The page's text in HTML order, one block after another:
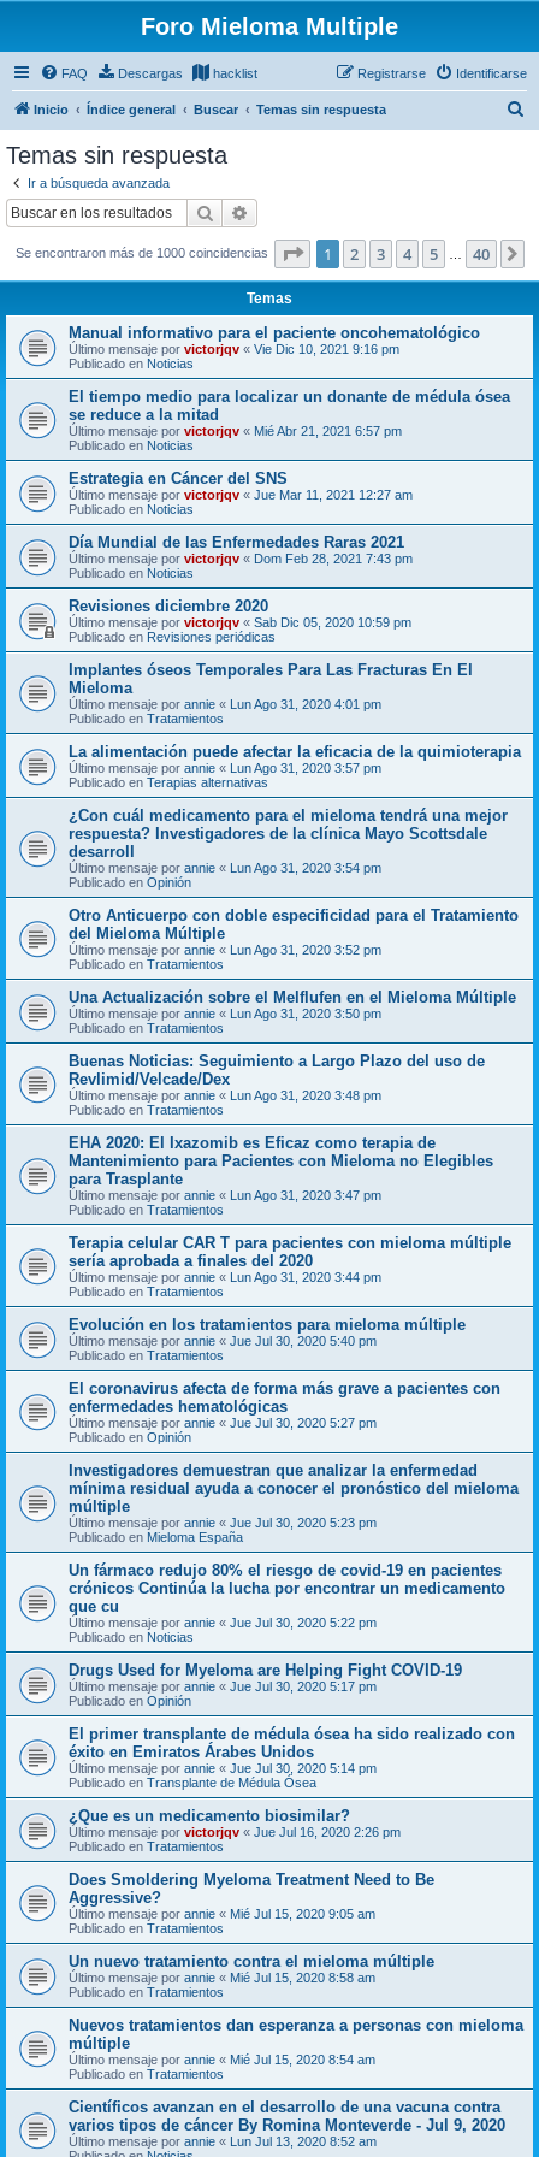
Foro Mieloma Multiple
FAQ Descargas hacklist Identificarse
Registrarse
Inicio Índice general Buscar Temas sin respuesta
Temas sin respuesta
Ir a búsqueda avanzada
Buscar
Se encontraron más de 1000 coincidencias Página de 40
1 2 3 4 5 40
Temas
Manual informativo para el paciente oncohematológico
Último mensaje por victorjqv « Vie Dic 10, 2021 9:16 pm
Publicado en Noticias
El tiempo medio para localizar un donante de médula ósea
se reduce a la mitad
Último mensaje por victorjqv « Mié Abr 21, 2021 6:57 pm
Publicado en Noticias
Estrategia en Cáncer del SNS
Último mensaje por victorjqv « Jue Mar 11, 2021 12:27 am
Publicado en Noticias
Día Mundial de las Enfermedades Raras 2021
Último mensaje por victorjqv « Dom Feb 28, 2021 7:43 pm
Publicado en Noticias
Revisiones diciembre 2020
Último mensaje por victorjqv « Sab Dic 05, 2020 10:59 pm
Publicado en Revisiones periódicas
Implantes óseos Temporales Para Las Fracturas En El
Mieloma
Último mensaje por annie « Lun Ago 31, 2020 4:01 pm
Publicado en Tratamientos
La alimentación puede afectar la eficacia de la quimioterapia
Último mensaje por annie « Lun Ago 31, 2020 3:57 pm
Publicado en Terapias alternativas
¿Con cuál medicamento para el mieloma tendrá una mejor
respuesta? Investigadores de la clínica Mayo Scottsdale
desarroll
Último mensaje por annie « Lun Ago 31, 2020 3:54 pm
Publicado en Opinión
Otro Anticuerpo con doble especificidad para el Tratamiento
del Mieloma Múltiple
Último mensaje por annie « Lun Ago 31, 2020 3:52 pm
Publicado en Tratamientos
Una Actualización sobre el Melflufen en el Mieloma Múltiple
Último mensaje por annie « Lun Ago 31, 2020 3:50 pm
Publicado en Tratamientos
Buenas Noticias: Seguimiento a Largo Plazo del uso de
Revlimid/Velcade/Dex
Último mensaje por annie « Lun Ago 31, 2020 3:48 pm
Publicado en Tratamientos
EHA 2020: El Ixazomib es Eficaz como terapia de
Mantenimiento para Pacientes con Mieloma no Elegibles
para Trasplante
Último mensaje por annie « Lun Ago 31, 2020 3:47 pm
Publicado en Tratamientos
Terapia celular CAR T para pacientes con mieloma múltiple
sería aprobada a finales del 2020
Último mensaje por annie « Lun Ago 31, 2020 3:44 pm
Publicado en Tratamientos
Evolución en los tratamientos para mieloma múltiple
Último mensaje por annie « Jue Jul 30, 2020 5:40 pm
Publicado en Tratamientos
El coronavirus afecta de forma más grave a pacientes con
enfermedades hematológicas
Último mensaje por annie « Jue Jul 30, 2020 5:27 pm
Publicado en Opinión
Investigadores demuestran que analizar la enfermedad
mínima residual ayuda a conocer el pronóstico del mieloma
múltiple
Último mensaje por annie « Jue Jul 30, 2020 5:23 pm
Publicado en Mieloma España
Un fármaco redujo 80% el riesgo de covid-19 en pacientes
crónicos Continúa la lucha por encontrar un medicamento
que cu
Último mensaje por annie « Jue Jul 30, 2020 5:22 pm
Publicado en Noticias
Drugs Used for Myeloma are Helping Fight COVID-19
Último mensaje por annie « Jue Jul 30, 2020 5:17 pm
Publicado en Opinión
El primer transplante de médula ósea ha sido realizado con
éxito en Emiratos Árabes Unidos
Último mensaje por annie « Jue Jul 30, 2020 5:14 pm
Publicado en Transplante de Médula Ósea
¿Que es un medicamento biosimilar?
Último mensaje por victorjqv « Jue Jul 16, 2020 2:26 pm
Publicado en Tratamientos
Does Smoldering Myeloma Treatment Need to Be
Aggressive?
Último mensaje por annie « Mié Jul 15, 2020 9:05 am
Publicado en Tratamientos
Un nuevo tratamiento contra el mieloma múltiple
Último mensaje por annie « Mié Jul 15, 2020 8:58 am
Publicado en Tratamientos
Nuevos tratamientos dan esperanza a personas con mieloma
múltiple
Último mensaje por annie « Mié Jul 15, 2020 8:54 am
Publicado en Tratamientos
Científicos avanzan en el desarrollo de una vacuna contra
varios tipos de cáncer By Romina Monteverde - Jul 9, 2020
Último mensaje por annie « Lun Jul 13, 2020 8:52 am